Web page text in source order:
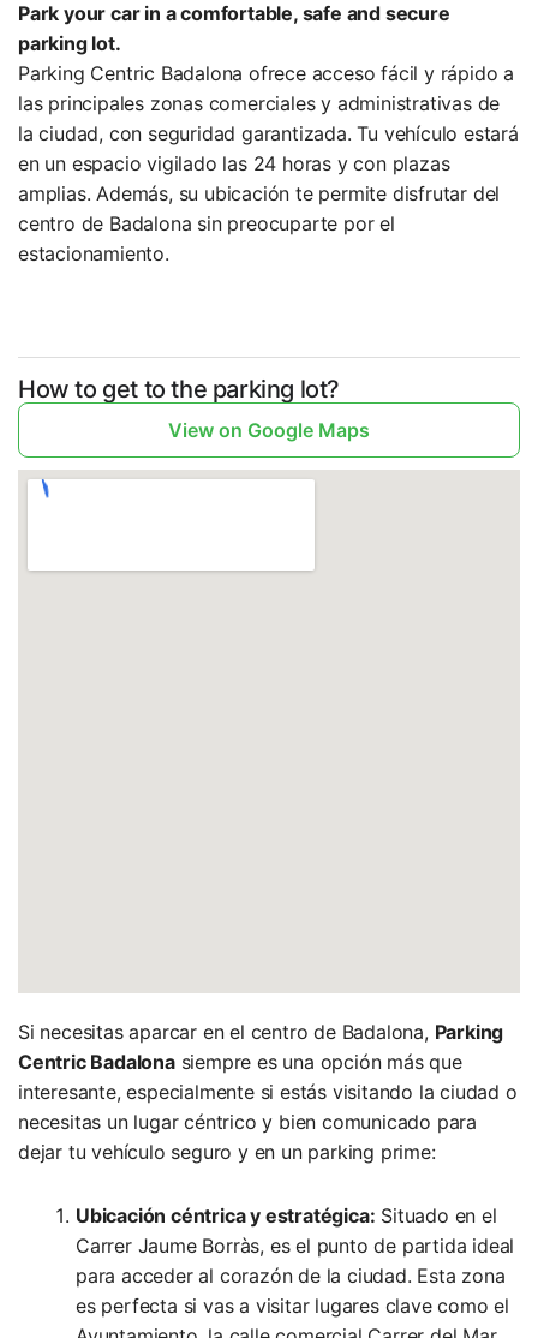
Park your car in a comfortable, safe and secure
parking lot.
Parking Centric Badalona ofrece acceso fácil y rápido a
las principales zonas comerciales y administrativas de
la ciudad, con seguridad garantizada. Tu vehículo estará
en un espacio vigilado las 24 horas y con plazas
amplias. Además, su ubicación te permite disfrutar del
centro de Badalona sin preocuparte por el
estacionamiento.
How to get to the parking lot?
View on Google Maps
Si necesitas aparcar en el centro de Badalona, Parking
Centric Badalonasiempre es una opción más que
interesante, especialmente si estás visitando la ciudad o
necesitas un lugar céntrico y bien comunicado para
dejar tu vehículo seguro y en un parking prime:
Ubicación céntrica y estratégica: Situado en el
Carrer Jaume Borràs, es el punto de partida ideal
para acceder al corazón de la ciudad. Esta zona
es perfecta si vas a visitar lugares clave como el